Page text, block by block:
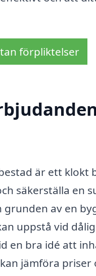
förpliktelser
är ett klokt
säkerställa en
av en
uppstå vid
en bra idé att
jämföra priser